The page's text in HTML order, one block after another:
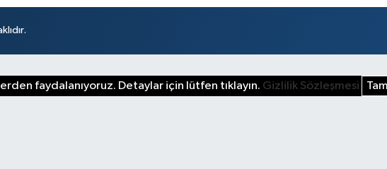
faydalanıyoruz. Detaylar için lütfen tıklayın. Gizlilik Sözleşmesi